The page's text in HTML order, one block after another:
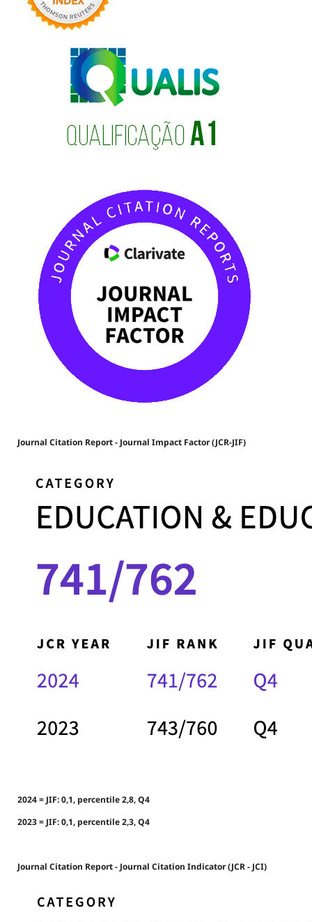
Journal Citation Report - Journal Impact Factor (JCR-JIF)
2024 = JIF: 0,1, percentile 2,8, Q4
2023 = JIF: 0,1, percentile 2,3, Q4
Journal Citation Report - Journal Citation Indicator (JCR - JCI)